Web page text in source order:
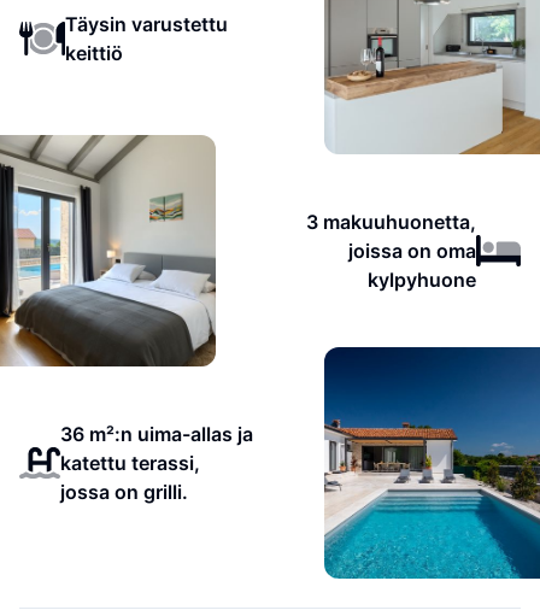
Täysin varustettu
keittiö
3 makuuhuonetta,
joissa on oma
kylpyhuone
36 m²:n uima-allas ja
katettu terassi,
jossa on grilli.